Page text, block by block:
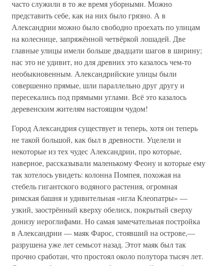
часто служили в то же время уборными. Можно
представить себе, как на них было грязно. А в
Александрии можно было свободно проехать по улицам
на колеснице, запряжённой четвёркой лошадей. Две
главные улицы имели больше двадцати шагов в ширину;
нас это не удивит, но для древних это казалось чем-то
необыкновенным. Александрийские улицы были
совершенно прямые, шли параллельно друг другу и
пересекались под прямыми углами. Всё это казалось
деревенским жителям настоящим чудом!
Город Александрия существует и теперь, хотя он теперь
не такой большой, как был в древности. Уцелели и
некоторые из тех чудес Александрии, про которые,
наверное, рассказывали маленькому Феону и которые ему
так хотелось увидеть: колонна Помпея, похожая на
стебель гигантского водяного растения, огромная
римская башня и удивительная «игла Клеопатры» —
узкий, заострённый кверху обелиск, покрытый сверху
донизу иероглифами. Но самая замечательная постройка
в Александрии — маяк Фарос, стоявший на острове,—
разрушена уже лет семьсот назад. Этот маяк был так
прочно сработан, что простоял около полутора тысяч лет.